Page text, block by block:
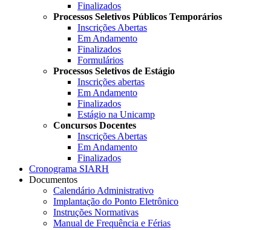
Finalizados
Processos Seletivos Públicos Temporários
Inscrições Abertas
Em Andamento
Finalizados
Formulários
Processos Seletivos de Estágio
Inscrições abertas
Em Andamento
Finalizados
Estágio na Unicamp
Concursos Docentes
Inscrições Abertas
Em Andamento
Finalizados
Cronograma SIARH
Documentos
Calendário Administrativo
Implantação do Ponto Eletrônico
Instruções Normativas
Manual de Frequência e Férias